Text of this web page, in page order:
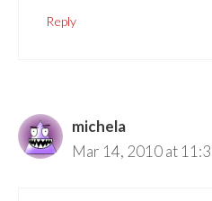
Reply
michela
Mar 14, 2010 at